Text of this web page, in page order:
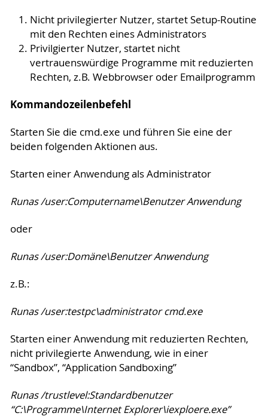
Nicht privilegierter Nutzer, startet Setup-Routine
mit den Rechten eines Administrators
Privilgierter Nutzer, startet nicht
vertrauenswürdige Programme mit reduzierten
Rechten, z.B. Webbrowser oder Emailprogramm
Kommandozeilenbefehl
Starten Sie die cmd.exe und führen Sie eine der
beiden folgenden Aktionen aus.
Starten einer Anwendung als Administrator
Runas /user:Computername\Benutzer Anwendung
oder
Runas /user:Domäne\Benutzer Anwendung
z.B.:
Runas /user:testpc\administrator cmd.exe
Starten einer Anwendung mit reduzierten Rechten,
nicht privilegierte Anwendung, wie in einer
“Sandbox”, “Application Sandboxing”
Runas /trustlevel:Standardbenutzer
“C:\Programme\Internet Explorer\iexploere.exe”